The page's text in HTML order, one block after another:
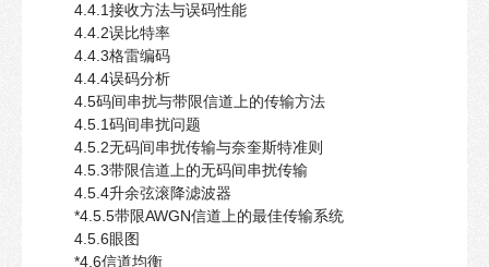
4.4.1接收方法与误码性能
4.4.2误比特率
4.4.3格雷编码
4.4.4误码分析
4.5码间串扰与带限信道上的传输方法
4.5.1码间串扰问题
4.5.2无码间串扰传输与奈奎斯特准则
4.5.3带限信道上的无码间串扰传输
4.5.4升余弦滚降滤波器
*4.5.5带限AWGN信道上的最佳传输系统
4.5.6眼图
*4.6信道均衡